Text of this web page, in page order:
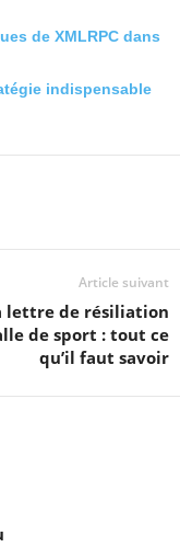
de XMLRPC dans
indispensable
Article suivant
lettre de résiliation
de sport : tout ce
qu’il faut savoir